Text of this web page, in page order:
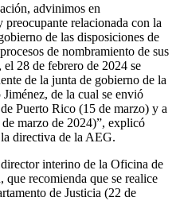
advinimos en
relacionada con la
de las disposiciones de
de nombramiento de sus
28 de febrero de 2024 se
de la junta de gobierno de la
de la cual se envió
Puerto Rico (15 de marzo) y a
marzo de 2024)”, explicó
directiva de la AEG.
interino de la Oficina de
recomienda que se realice
de Justicia (22 de